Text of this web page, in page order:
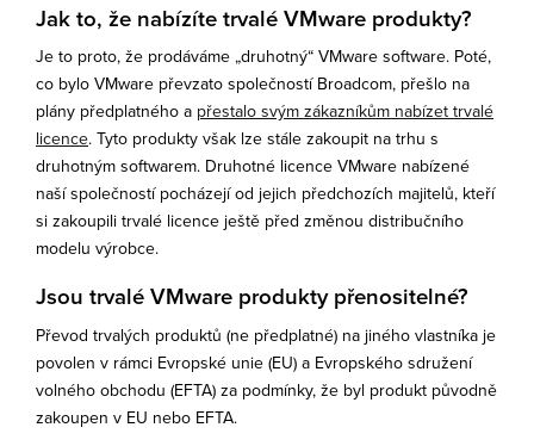
Jak to, že nabízíte trvalé VMware produkty?
Je to proto, že prodáváme „druhotný“ VMware software. Poté,
co bylo VMware převzato společností Broadcom, přešlo na
plány předplatného a přestalo svým zákazníkům nabízet trvalé
licence. Tyto produkty však lze stále zakoupit na trhu s
druhotným softwarem. Druhotné licence VMware nabízené
naší společností pocházejí od jejich předchozích majitelů, kteří
si zakoupili trvalé licence ještě před změnou distribučního
modelu výrobce.
Jsou trvalé VMware produkty přenositelné?
Převod trvalých produktů (ne předplatné) na jiného vlastníka je
povolen v rámci Evropské unie (EU) a Evropského sdružení
volného obchodu (EFTA) za podmínky, že byl produkt původně
zakoupen v EU nebo EFTA.